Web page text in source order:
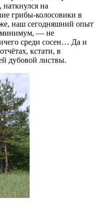
на
грибы-колосовики в
наш сегодняшний опыт
минимум, — не
среди сосен… Да и
кстати, в
дубовой листвы.